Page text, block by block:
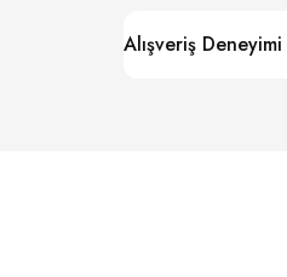
Alışveriş Deneyimi